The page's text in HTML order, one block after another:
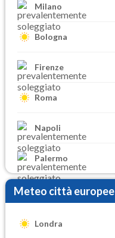
Milano
Bologna
Firenze
Roma
Napoli
Palermo
Meteo città europee
Londra